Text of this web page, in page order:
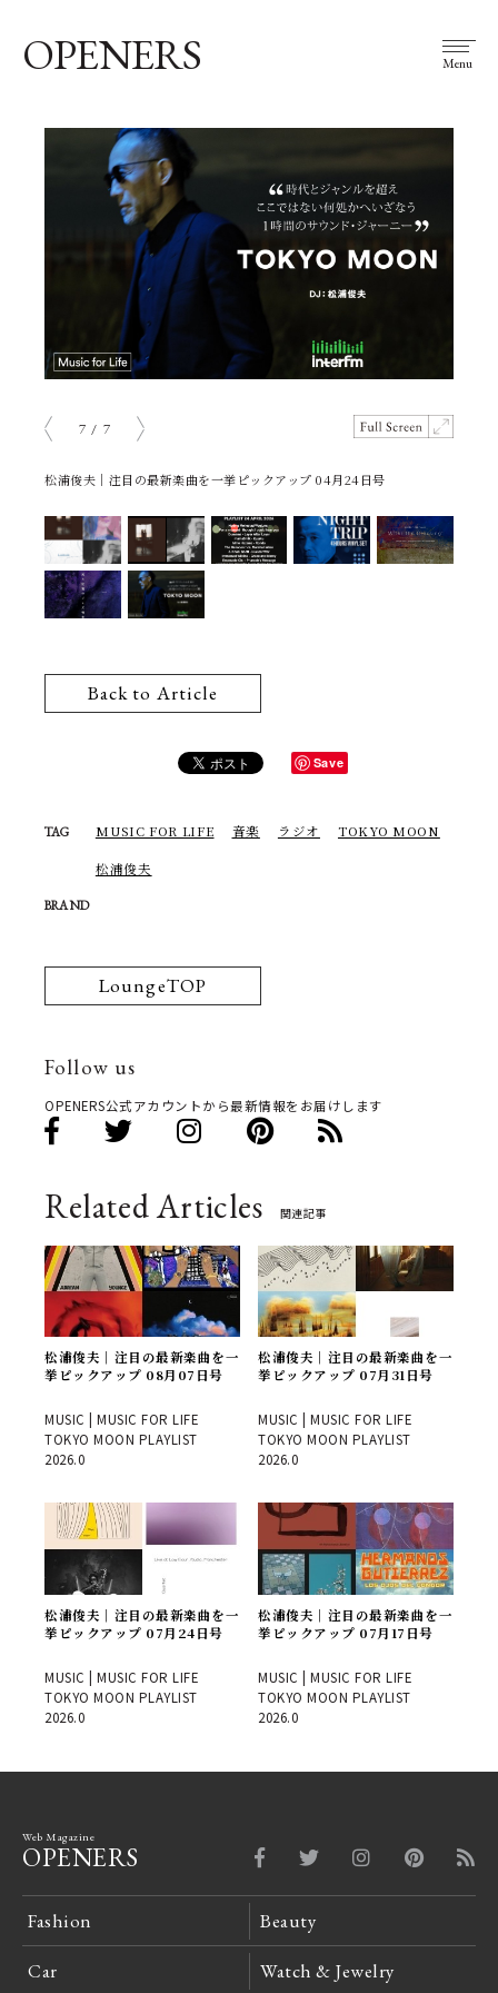
OPENERS Menu
7 / 7
松浦俊夫｜注目の最新楽曲を一挙ピックアップ 04月24日号
Back to Article
Save
TAG MUSIC FOR LIFE 音楽 ラジオ TOKYO MOON
松浦俊夫
BRAND
LoungeTOP
Follow us
OPENERS公式アカウントから最新情報をお届けします
Related Articles 関連記事
松浦俊夫｜注目の最新楽曲を一
挙ピックアップ 08月07日号
MUSIC | MUSIC FOR LIFE
TOKYO MOON PLAYLIST
2026.0
松浦俊夫｜注目の最新楽曲を一
挙ピックアップ 07月31日号
MUSIC | MUSIC FOR LIFE
TOKYO MOON PLAYLIST
2026.0
松浦俊夫｜注目の最新楽曲を一
挙ピックアップ 07月24日号
MUSIC | MUSIC FOR LIFE
TOKYO MOON PLAYLIST
2026.0
松浦俊夫｜注目の最新楽曲を一
挙ピックアップ 07月17日号
MUSIC | MUSIC FOR LIFE
TOKYO MOON PLAYLIST
2026.0
Web Magazine
OPENERS
Fashion Beauty
Car Watch & Jewelry